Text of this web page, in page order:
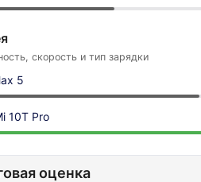
скорость и тип зарядки
5
10T Pro
оценка